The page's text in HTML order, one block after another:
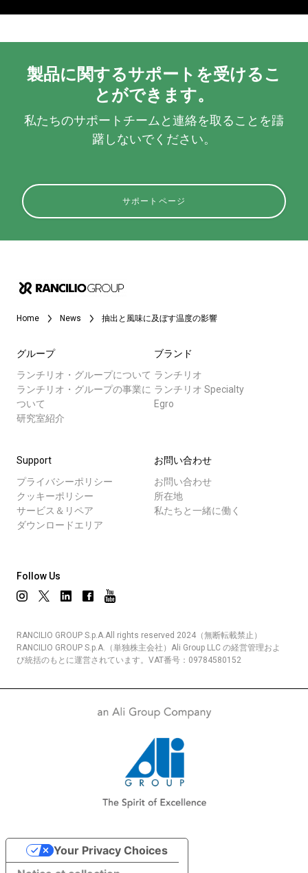
製品に関するサポートを受けるこ
とができます。
私たちのサポートチームと連絡を取ることを躊
躇しないでください。
サポートページ
Home News 抽出と風味に及ぼす温度の影響
グループ
ランチリオ・グループについて
ランチリオ・グループの事業に
ついて
研究室紹介
ブランド
ランチリオ
ランチリオ Specialty
Egro
Support
プライバシーポリシー
クッキーポリシー
サービス＆リペア
ダウンロードエリア
お問い合わせ
お問い合わせ
所在地
私たちと一緒に働く
Follow Us
RANCILIO GROUP S.p.A.All rights reserved 2024（無断転載禁止）
RANCILIO GROUP S.p.A.（単独株主会社）Ali Group LLC の経営管理およ
び統括のもとに運営されています。VAT番号：09784580152
Your Privacy Choices